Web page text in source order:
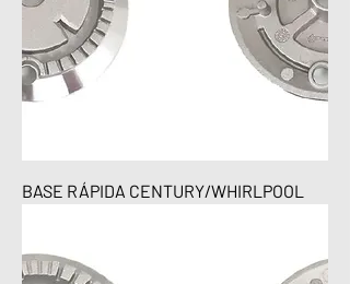
BASE RÁPIDA CENTURY/WHIRLPOOL